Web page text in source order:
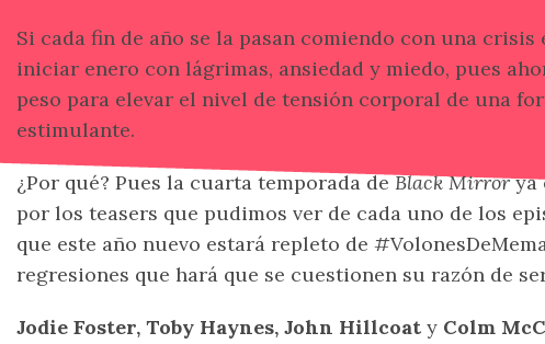
Si cada fin de año se la pasan comiendo con una
iniciar enero con lágrimas, ansiedad y miedo, pues
peso para elevar el nivel de tensión corporal de una
estimulante.
¿Por qué? Pues la cuarta temporada deBlack Mirrorya
por los teasers que pudimos ver de cada uno de los
que este año nuevo estará repleto de
regresiones que hará que se cuestionen su razón de
Jodie Foster, Toby Haynes, John Hillcoat y Colm